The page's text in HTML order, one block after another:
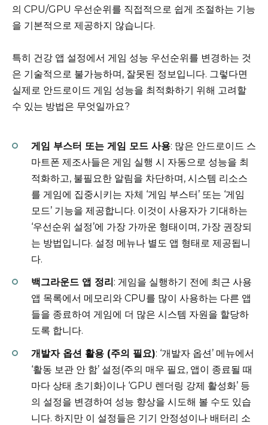
의 CPU/GPU 우선순위를 직접적으로 쉽게 조절하는 기능
을 기본적으로 제공하지 않습니다.
특히 건강 앱 설정에서 게임 성능 우선순위를 변경하는 것
은 기술적으로 불가능하며, 잘못된 정보입니다. 그렇다면
실제로 안드로이드 게임 성능을 최적화하기 위해 고려할
수 있는 방법은 무엇일까요?
게임 부스터 또는 게임 모드 사용: 많은 안드로이드 스
마트폰 제조사들은 게임 실행 시 자동으로 성능을 최
적화하고, 불필요한 알림을 차단하며, 시스템 리소스
를 게임에 집중시키는 자체 ‘게임 부스터’ 또는 ‘게임
모드’ 기능을 제공합니다. 이것이 사용자가 기대하는
‘우선순위 설정’에 가장 가까운 형태이며, 가장 권장되
는 방법입니다. 설정 메뉴나 별도 앱 형태로 제공됩니
다.
백그라운드 앱 정리: 게임을 실행하기 전에 최근 사용
앱 목록에서 메모리와 CPU를 많이 사용하는 다른 앱
들을 종료하여 게임에 더 많은 시스템 자원을 할당하
도록 합니다.
개발자 옵션 활용 (주의 필요): ‘개발자 옵션’ 메뉴에서
‘활동 보관 안 함’ 설정(주의 매우 필요, 앱이 종료될 때
마다 상태 초기화)이나 ‘GPU 렌더링 강제 활성화’ 등
의 설정을 변경하여 성능 향상을 시도해 볼 수도 있습
니다. 하지만 이 설정들은 기기 안정성이나 배터리 소